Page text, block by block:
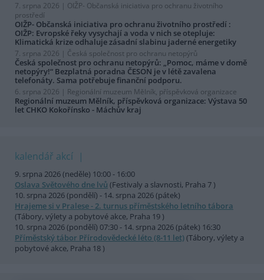
7. srpna 2026 | OIŽP- Občanská iniciativa pro ochranu životního
prostředí
OIŽP- Občanská iniciativa pro ochranu životního prostředí :
OIŽP: Evropské řeky vysychají a voda v nich se otepluje:
Klimatická krize odhaluje zásadní slabinu jaderné energetiky
7. srpna 2026 | Česká společnost pro ochranu netopýrů
Česká společnost pro ochranu netopýrů: „Pomoc, máme v domě
netopýry!“ Bezplatná poradna ČESON je v létě zavalena
telefonáty. Sama potřebuje finanční podporu.
6. srpna 2026 | Regionální muzeum Mělník, příspěvková organizace
Regionální muzeum Mělník, příspěvková organizace: Výstava 50
let CHKO Kokořínsko - Máchův kraj
kalendář akcí
9. srpna 2026 (neděle) 10:00 - 16:00
Oslava Světového dne lvů (Festivaly a slavnosti, Praha 7 )
10. srpna 2026 (pondělí) - 14. srpna 2026 (pátek)
Hrajeme si v Pralese - 2. turnus příměstského letního tábora
(Tábory, výlety a pobytové akce, Praha 19 )
10. srpna 2026 (pondělí) 07:30 - 14. srpna 2026 (pátek) 16:30
Příměstský tábor Přírodovědecké léto (8-11 let)(Tábory, výlety a
pobytové akce, Praha 18 )